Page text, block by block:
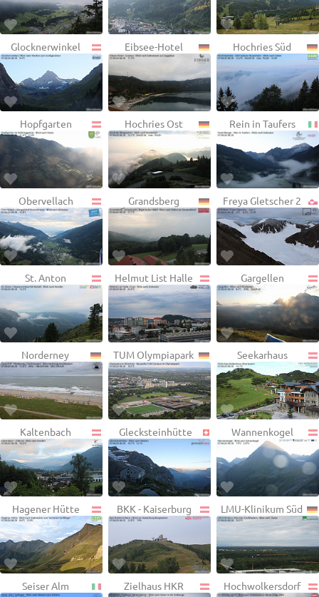
Glocknerwinkel Eibsee-Hotel Hochries Süd
Hopfgarten Hochries Ost Rein in Taufers
Obervellach Grandsberg Freya Gletscher 2
St. Anton Helmut List Halle Gargellen
Norderney TUM Olympiapark Seekarhaus
Kaltenbach Glecksteinhütte Wannenkogel
Hagener Hütte BKK - Kaiserburg LMU-Klinikum Süd
Seiser Alm Zielhaus HKR Hochwolkersdorf